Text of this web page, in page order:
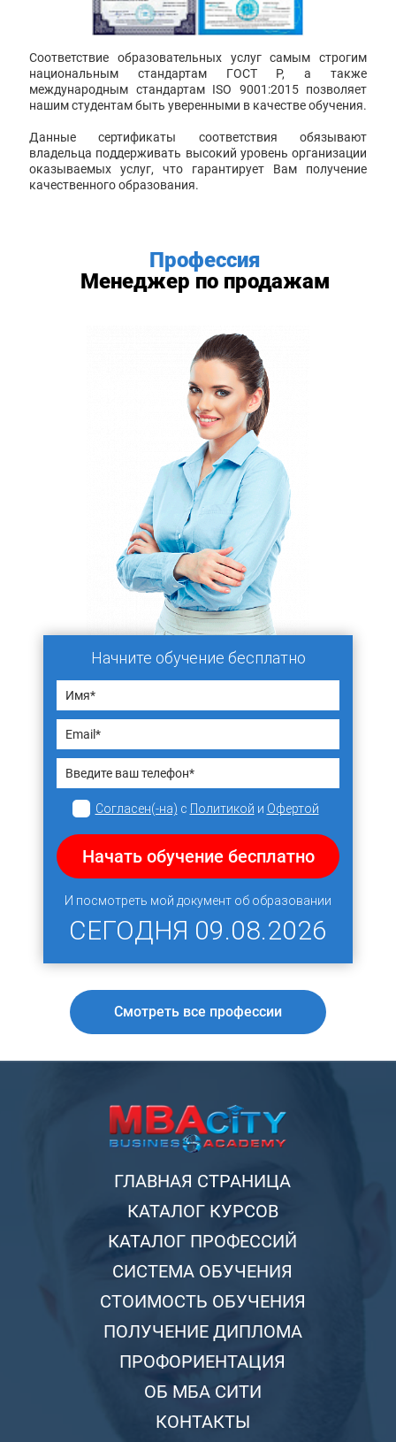
Соответствие образовательных услуг самым строгим
национальным стандартам ГОСТ Р, а также
международным стандартам ISO 9001:2015 позволяет
нашим студентам быть уверенными в качестве обучения.
Данные сертификаты соответствия обязывают
владельца поддерживать высокий уровень организации
оказываемых услуг, что гарантирует Вам получение
качественного образования.
Профессия
Менеджер по продажам
Начните обучение бесплатно
Согласен(-на) с Политикой и Офертой
Начать обучение бесплатно
И посмотреть мой документ об образовании
СЕГОДНЯ 09.08.2026
Смотреть все профессии
ГЛАВНАЯ СТРАНИЦА
КАТАЛОГ КУРСОВ
КАТАЛОГ ПРОФЕССИЙ
СИСТЕМА ОБУЧЕНИЯ
СТОИМОСТЬ ОБУЧЕНИЯ
ПОЛУЧЕНИЕ ДИПЛОМА
ПРОФОРИЕНТАЦИЯ
ОБ МБА СИТИ
КОНТАКТЫ